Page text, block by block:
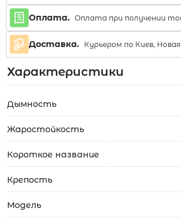
Оплата. Оплата при получении
Доставка. Курьером по Киев,
Характеристики
Дымность
Жаростойкость
Короткое название
Крепость
Модель